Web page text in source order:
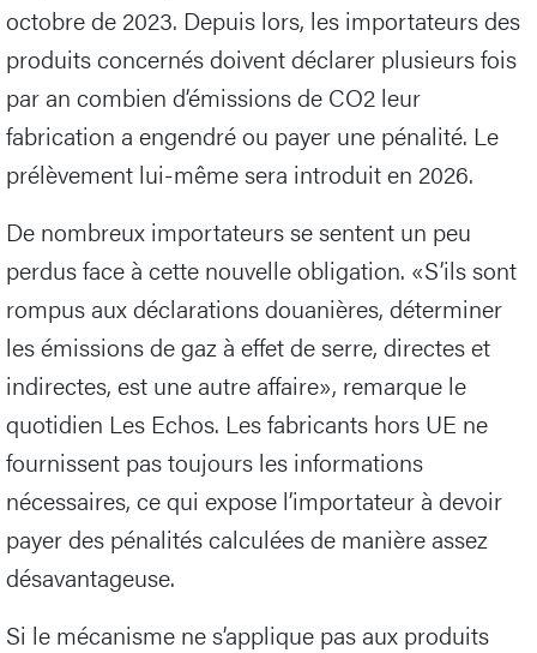
octobre de 2023. Depuis lors, les importateurs des
produits concernés doivent déclarer plusieurs fois
par an combien d’émissions de CO2 leur
fabrication a engendré ou payer une pénalité. Le
prélèvement lui-même sera introduit en 2026.
De nombreux importateurs se sentent un peu
perdus face à cette nouvelle obligation. «S’ils sont
rompus aux déclarations douanières, déterminer
les émissions de gaz à effet de serre, directes et
indirectes, est une autre affaire», remarque le
quotidien Les Echos. Les fabricants hors UE ne
fournissent pas toujours les informations
nécessaires, ce qui expose l’importateur à devoir
payer des pénalités calculées de manière assez
désavantageuse.
Si le mécanisme ne s’applique pas aux produits